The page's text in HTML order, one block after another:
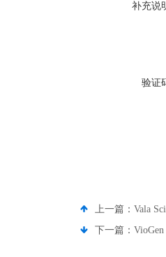
补充说
验证
上一篇： Vala
下一篇：